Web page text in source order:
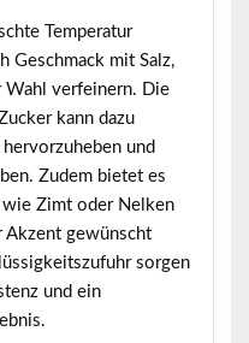
Temperatur
Geschmack mit Salz,
Wahl verfeinern. Die
kann dazu
und
Zudem bietet es
Zimt oder Nelken
Akzent gewünscht
sorgen
und ein